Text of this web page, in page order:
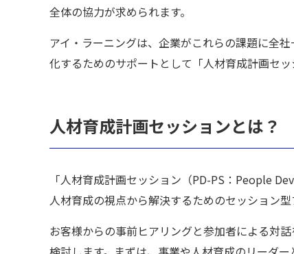
全体の協力が求められます。
アイ・ラーニングは、企業がこれらの課題に全
化するためのサポートとして「人材育成計画セッ
人材育成計画セッションとは？
「人材育成計画セッション（PD-PS：People
人材育成の視点から解決するためのセッション型
お客様からの事前ヒアリングと参加者による対